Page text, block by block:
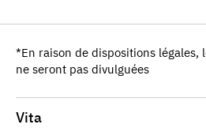
*En raison de dispositions légales,
ne seront pas divulguées
Vita